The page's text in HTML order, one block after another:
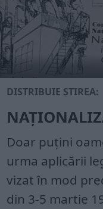
DISTRIBUIE ȘTIREA:
Doar puțini
urma aplicării
vizat în mod
din 3-5 martie